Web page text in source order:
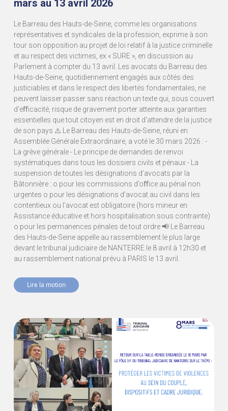
mars au 13 avril 2026
Le Barreau des Hauts-de-Seine, comme les organisations
représentatives et syndicales de la profession, exprime à son
tour son opposition au projet de loi relatif à la justice criminelle
et au respect des victimes, ex « SURE », en discussion au
Parlement à compter du 13 avril. Les avocats du Barreau des
Hauts-de-Seine, quotidiennement engagés aux côtés des
justiciables et dans le respect des libertés fondamentales, ne
peuvent laisser passer sans réaction un texte qui, sous couvert
d'eﬀicacité, risque de gravement porter atteinte aux garanties
essentielles que tout citoyen est en droit d'attendre de la justice
de son pays ⚠️ Le Barreau des Hauts-de-Seine, réuni en
Assemblée Générale Extraordinaire, a voté le 30 mars 2026 : -
La grève générale - Le principe de demandes de renvoi
systématiques dans tous les dossiers civils et pénaux - La
suspension de toutes les désignations d’avocats par la
Bâtonnière : o pour les commissions d’oﬀice au pénal non
urgentes o pour les désignations d’avocat au civil dans les
contentieux ou l’avocat est obligatoire (hors mineur en
Assistance éducative et hors hospitalisation sous contrainte)
o pour les permanences pénales de tout ordre 📢 Le Barreau
des Hauts-de-Seine appelle au rassemblement le plus large
devant le tribunal judiciaire de NANTERRE le 8 avril à 12h30 et
au rassemblement national prévu à PARIS le 13 avril.
Lire la motion